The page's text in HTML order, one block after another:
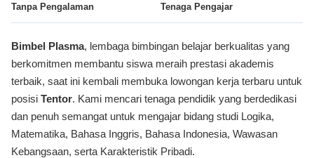
Tanpa Pengalaman
Tenaga Pengajar
Bimbel Plasma, lembaga bimbingan belajar berkualitas yang
berkomitmen membantu siswa meraih prestasi akademis
terbaik, saat ini kembali membuka lowongan kerja terbaru untuk
posisi Tentor. Kami mencari tenaga pendidik yang berdedikasi
dan penuh semangat untuk mengajar bidang studi Logika,
Matematika, Bahasa Inggris, Bahasa Indonesia, Wawasan
Kebangsaan, serta Karakteristik Pribadi.